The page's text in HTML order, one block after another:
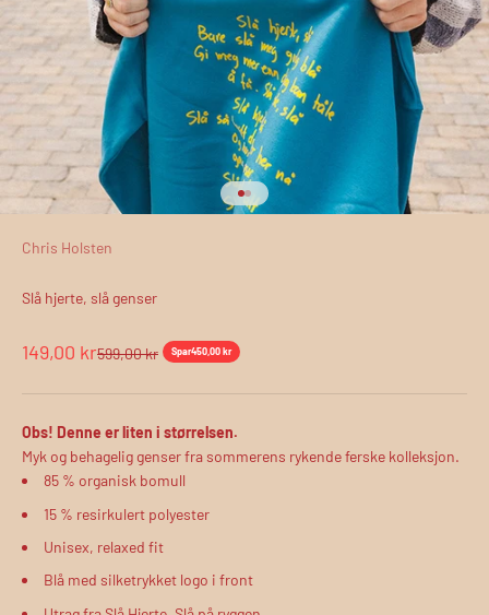
Gå til element 1
Gå til element 2
Chris Holsten
Slå hjerte, slå genser
Salgspris
149,00 krNormalpris
599,00 kr Spar450,00 kr
Obs! Denne er liten i størrelsen.
Myk og behagelig genser fra sommerens rykende ferske kolleksjon.
85 % organisk bomull
15 % resirkulert polyester
Unisex, relaxed fit
Blå med silketrykket logo i front